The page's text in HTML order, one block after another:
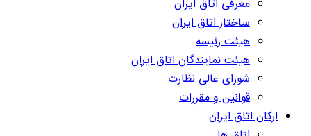
معرفی اتاق ایران
ساختار اتاق ایران
هیئت رئیسه
هیئت نمایندگان اتاق ایران
شورای عالی نظارت
قوانین و مقررات
ارکان اتاق ایران